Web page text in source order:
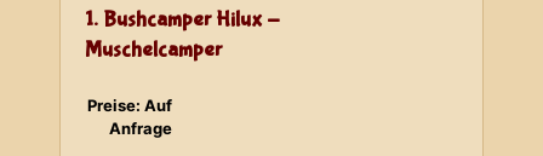
1. Bushcamper Hilux -
Muschelcamper
Preise: Auf
Anfrage